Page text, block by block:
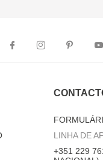
LINHA DE
+351 229